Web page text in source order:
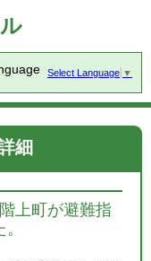
Select Language ▼
細
上町が避難指